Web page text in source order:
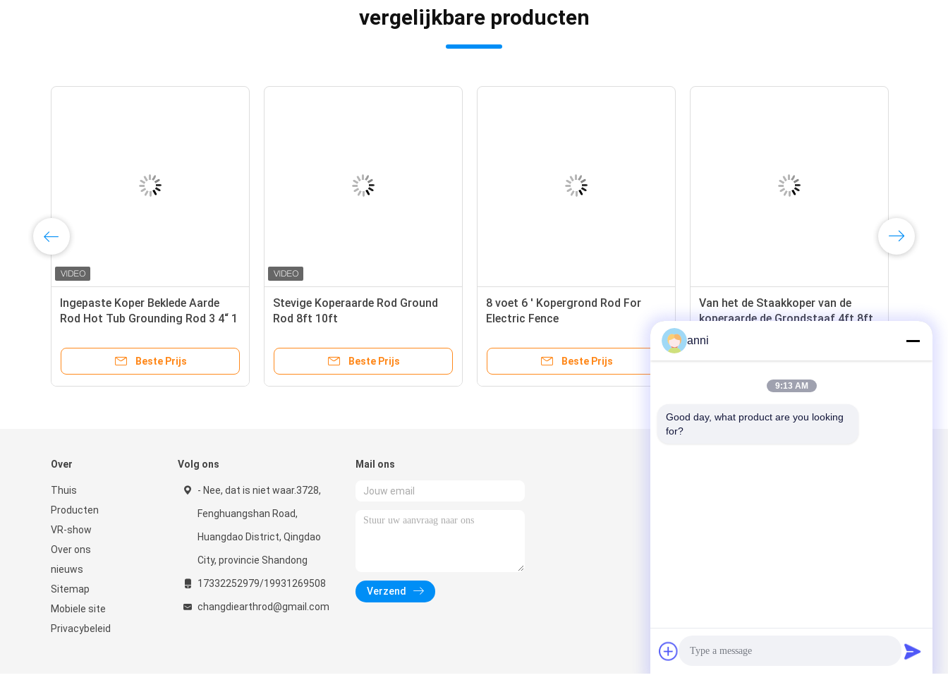
vergelijkbare producten
Ingepaste Koper Beklede Aarde
Rod Hot Tub Grounding Rod 3 4“ 1
Beste Prijs
Stevige Koperaarde Rod Ground
Rod 8ft 10ft
Beste Prijs
8 voet 6 ' Kopergrond Rod For
Electric Fence
Beste Prijs
Van het de Staakkoper van de
koperaarde de Grondstaaf 4ft 8ft
Beste Prijs
Over
Thuis
Producten
VR-show
Over ons
nieuws
Sitemap
Mobiele site
Privacybeleid
Volg ons
- Nee, dat is niet waar.3728,
Fenghuangshan Road,
Huangdao District, Qingdao
City, provincie Shandong
17332252979/19931269508
changdiearthrod@gmail.com
Mail ons
Verzend
anni
9:13 AM
Good day, what product are you looking
for?